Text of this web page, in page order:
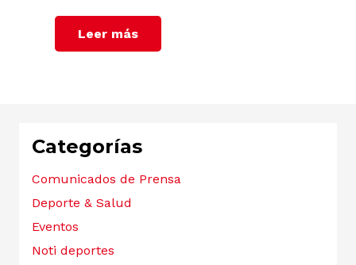
Leer más
Categorías
Comunicados de Prensa
Deporte & Salud
Eventos
Noti deportes